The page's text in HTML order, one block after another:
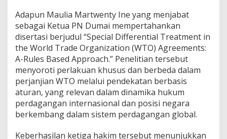
Adapun Maulia Martwenty Ine yang menjabat
sebagai Ketua PN Dumai mempertahankan
disertasi berjudul “Special Differential Treatment in
the World Trade Organization (WTO) Agreements:
A-Rules Based Approach.” Penelitian tersebut
menyoroti perlakuan khusus dan berbeda dalam
perjanjian WTO melalui pendekatan berbasis
aturan, yang relevan dalam dinamika hukum
perdagangan internasional dan posisi negara
berkembang dalam sistem perdagangan global.
Keberhasilan ketiga hakim tersebut menunjukkan